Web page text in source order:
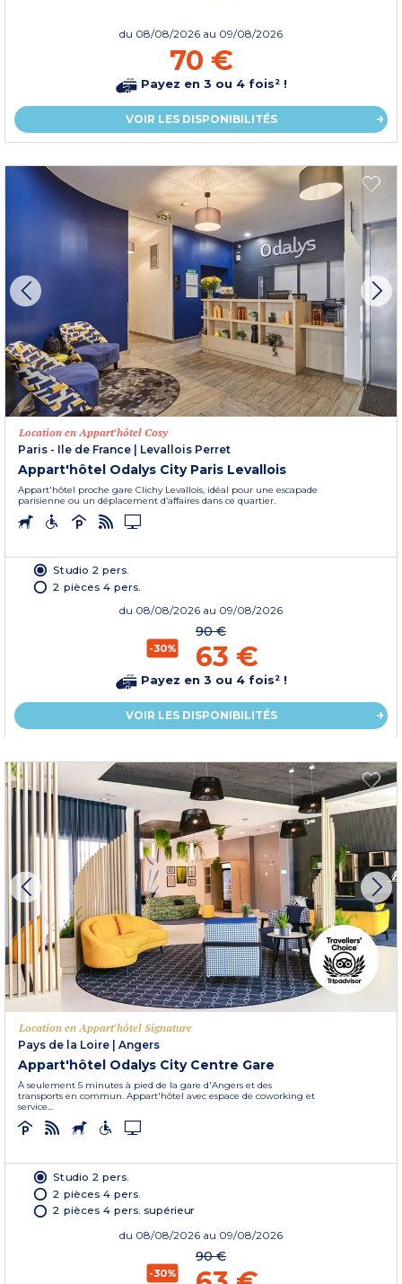
du 08/08/2026 au 09/08/2026
70 €
Payez en 3 ou 4 fois² !
VOIR LES DISPONIBILITÉS
Location en Appart'hôtel Cosy
Paris - Ile de France | Levallois Perret
Appart'hôtel Odalys City Paris Levallois
Appart'hôtel proche gare Clichy Levallois, idéal pour une escapade
parisienne ou un déplacement d’affaires dans ce quartier.
Studio 2 pers.
2 pièces 4 pers.
du 08/08/2026 au 09/08/2026
-30%
90 €
63 €
Payez en 3 ou 4 fois² !
VOIR LES DISPONIBILITÉS
Location en Appart'hôtel Signature
Pays de la Loire | Angers
Appart'hôtel Odalys City Centre Gare
À seulement 5 minutes à pied de la gare d'Angers et des
transports en commun. Appart'hôtel avec espace de coworking et
service...
Studio 2 pers.
2 pièces 4 pers.
2 pièces 4 pers. supérieur
du 08/08/2026 au 09/08/2026
-30%
90 €